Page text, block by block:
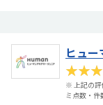
ヒュ
※ 上記の評
ミ点数・件